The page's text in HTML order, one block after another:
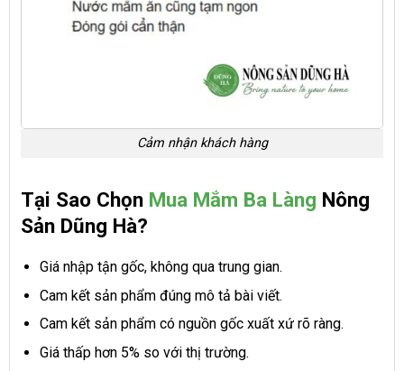
Cảm nhận khách hàng
Tại Sao Chọn Mua Mắm Ba Làng Nông
Sản Dũng Hà?
Giá nhập tận gốc, không qua trung gian.
Cam kết sản phẩm đúng mô tả bài viết.
Cam kết sản phẩm có nguồn gốc xuất xứ rõ ràng.
Giá thấp hơn 5% so với thị trường.